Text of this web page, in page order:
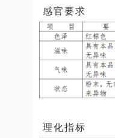
感官要求
理化指标